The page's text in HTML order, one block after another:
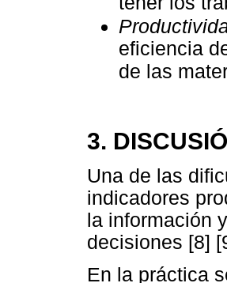
eficiencia
de las
3.
Una de las
indicadores
la información
decisiones [8]
En la práctica